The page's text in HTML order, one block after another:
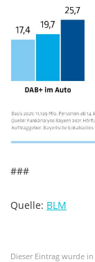
###
Quelle: BLM
Dieser Eintrag wurde in